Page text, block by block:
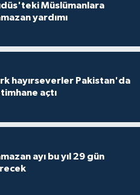
Müslümanlara
yardımı
hayırseverler Pakistan'da
açtı
ayı bu yıl 29 gün